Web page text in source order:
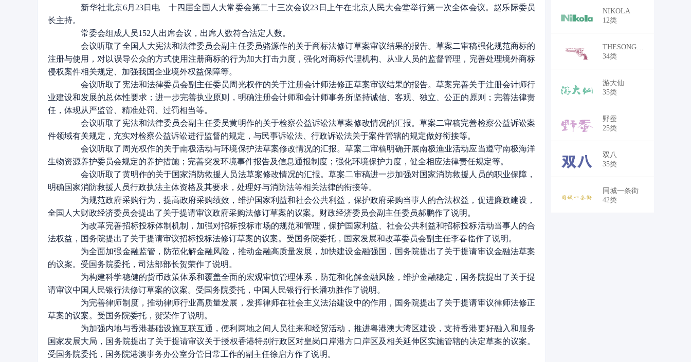
新华社北京6月23日电 十四届全国人大常委会第二十三次会议23日上午在北京人民大会堂举行第一次全体会议。赵乐际委员
长主持。
常委会组成人员152人出席会议，出席人数符合法定人数。
会议听取了全国人大宪法和法律委员会副主任委员骆源作的关于商标法修订草案审议结果的报告。草案二审稿强化规范商标的
注册与使用，对以误导公众的方式使用注册商标的行为加大打击力度，强化对商标代理机构、从业人员的监督管理，完善处理境外商标
侵权案件相关规定、加强我国企业境外权益保障等。
会议听取了宪法和法律委员会副主任委员周光权作的关于注册会计师法修正草案审议结果的报告。草案完善关于注册会计师行
业建设和发展的总体性要求；进一步完善执业原则，明确注册会计师和会计师事务所坚持诚信、客观、独立、公正的原则；完善法律责
任，体现从严监管、精准处罚、过罚相当等。
会议听取了宪法和法律委员会副主任委员黄明作的关于检察公益诉讼法草案修改情况的汇报。草案二审稿完善检察公益诉讼案
件领域有关规定，充实对检察公益诉讼进行监督的规定，与民事诉讼法、行政诉讼法关于案件管辖的规定做好衔接等。
会议听取了周光权作的关于南极活动与环境保护法草案修改情况的汇报。草案二审稿明确开展南极渔业活动应当遵守南极海洋
生物资源养护委员会规定的养护措施；完善突发环境事件报告及信息通报制度；强化环境保护力度，健全相应法律责任规定等。
会议听取了黄明作的关于国家消防救援人员法草案修改情况的汇报。草案二审稿进一步加强对国家消防救援人员的职业保障，
明确国家消防救援人员行政执法主体资格及其要求，处理好与消防法等相关法律的衔接等。
为规范政府采购行为，提高政府采购绩效，维护国家利益和社会公共利益，保护政府采购当事人的合法权益，促进廉政建设，
全国人大财政经济委员会提出了关于提请审议政府采购法修订草案的议案。财政经济委员会副主任委员郝鹏作了说明。
为改革完善招标投标体制机制，加强对招标投标市场的规范和管理，保护国家利益、社会公共利益和招标投标活动当事人的合
法权益，国务院提出了关于提请审议招标投标法修订草案的议案。受国务院委托，国家发展和改革委员会副主任李春临作了说明。
为全面加强金融监管，防范化解金融风险，推动金融高质量发展，加快建设金融强国，国务院提出了关于提请审议金融法草案
的议案。受国务院委托，司法部部长贺荣作了说明。
为构建科学稳健的货币政策体系和覆盖全面的宏观审慎管理体系，防范和化解金融风险，维护金融稳定，国务院提出了关于提
请审议中国人民银行法修订草案的议案。受国务院委托，中国人民银行行长潘功胜作了说明。
为完善律师制度，推动律师行业高质量发展，发挥律师在社会主义法治建设中的作用，国务院提出了关于提请审议律师法修正
草案的议案。受国务院委托，贺荣作了说明。
为加强内地与香港基础设施互联互通，便利两地之间人员往来和经贸活动，推进粤港澳大湾区建设，支持香港更好融入和服务
国家发展大局，国务院提出了关于提请审议关于授权香港特别行政区对皇岗口岸港方口岸区及相关延伸区实施管辖的决定草案的议案。
受国务院委托，国务院港澳事务办公室分管日常工作的副主任徐启方作了说明。
NIKOLA
12类
￥9,750,000
THESONGOFHEROICFIGHTING
34类
￥75,000
游大仙
35类
￥28,050
野蚕
25类
￥75,000
双八
35类
￥90,000
同城一条街
42类
￥5,250